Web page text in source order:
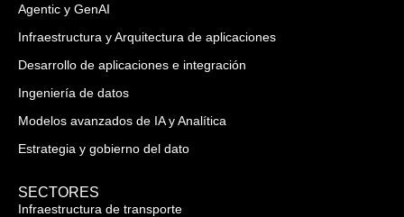
Agentic y GenAI
Infraestructura y Arquitectura de aplicaciones
Desarrollo de aplicaciones e integración
Ingeniería de datos
Modelos avanzados de IA y Analítica
Estrategia y gobierno del dato
SECTORES
Infraestructura de transporte